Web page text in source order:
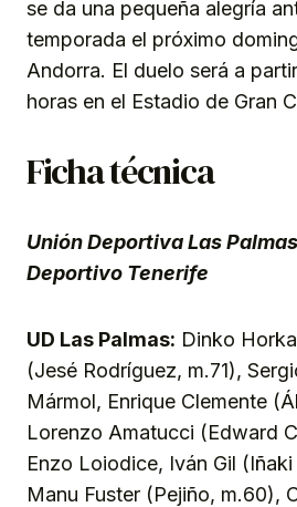
se da una pequeña alegría
temporada el próximo
Andorra. El duelo será a
horas en el Estadio de Gran
Ficha técnica
Unión Deportiva Las
Deportivo Tenerife
UD Las Palmas: Dinko
(Jesé Rodríguez, m.71),
Mármol, Enrique Clemente
Lorenzo Amatucci (Edward
Enzo Loiodice, Iván Gil
Manu Fuster (Pejiño, m.60),